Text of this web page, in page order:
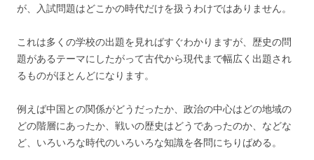
が、入試問題はどこかの時代だけを扱うわけではありません。
これは多くの学校の出題を見ればすぐわかりますが、歴史の問
題があるテーマにしたがって古代から現代まで幅広く出題され
るものがほとんどになります。
例えば中国との関係がどうだったか、政治の中心はどの地域の
どの階層にあったか、戦いの歴史はどうであったのか、などな
ど、いろいろな時代のいろいろな知識を各問にちりばめる。